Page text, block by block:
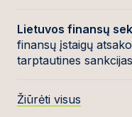
Lietuvos finansų
finansų įstaigų
tarptautines
Žiūrėti visus